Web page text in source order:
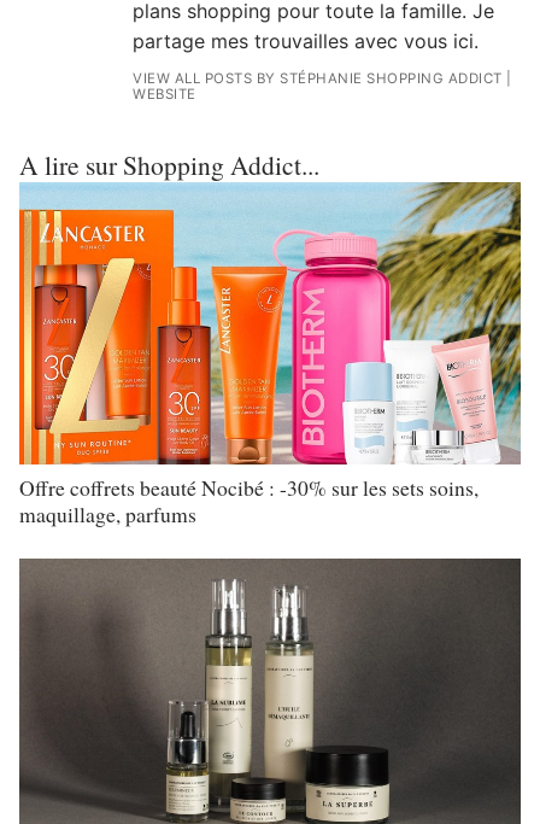
plans shopping pour toute la famille. Je
partage mes trouvailles avec vous ici.
VIEW ALL POSTS BY STÉPHANIE SHOPPING ADDICT
WEBSITE
A lire sur Shopping Addict...
Offre coffrets beauté Nocibé : -30% sur les sets soins,
maquillage, parfums